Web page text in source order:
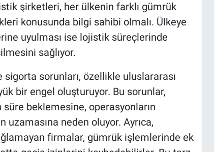
şirketleri, her ülkenin farklı gümrük
konusunda bilgi sahibi olmalı. Ülkeye
uyulması ise lojistik süreçlerinde
sağlıyor.
sorunları, özellikle uluslararası
bir engel oluşturuyor. Bu sorunlar,
beklemesine, operasyonların
neden oluyor. Ayrıca,
firmalar, gümrük işlemlerinde ek